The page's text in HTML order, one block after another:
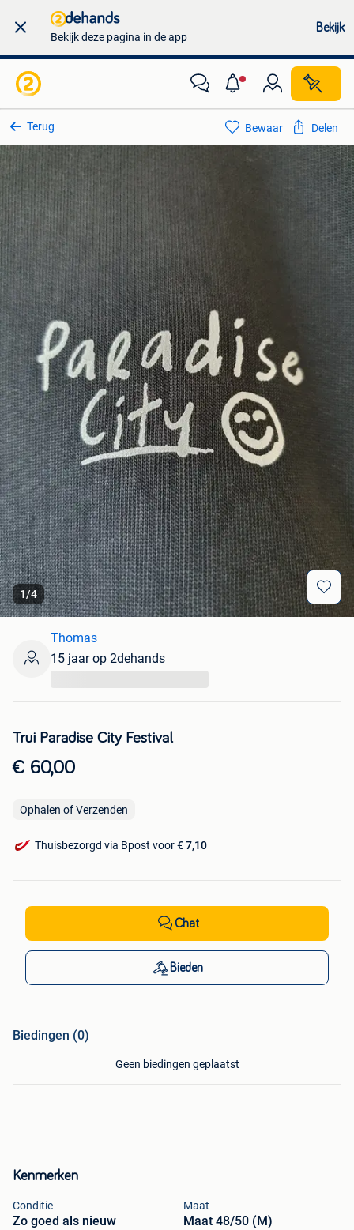
Bekijk deze pagina in de app
Bekijk
Terug
1/4
Kenmerken
Conditie
Zo goed als nieuw
Maat
Maat 48/50 (M)
Bewaar Delen
Trui Paradise City Festival
€ 60,00
Ophalen of Verzenden
Thuisbezorgd via Bpost voor€ 7,10
Thomas
15 jaar op 2dehands
Chat
Bieden
Biedingen (0)
Geen biedingen geplaatst